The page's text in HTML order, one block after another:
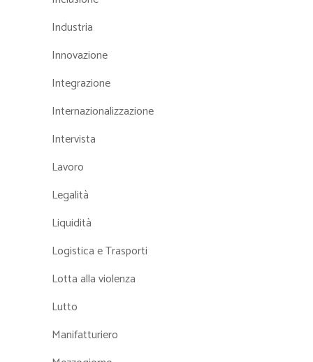
Industria
Innovazione
Integrazione
Internazionalizzazione
Intervista
Lavoro
Legalità
Liquidità
Logistica e Trasporti
Lotta alla violenza
Lutto
Manifatturiero